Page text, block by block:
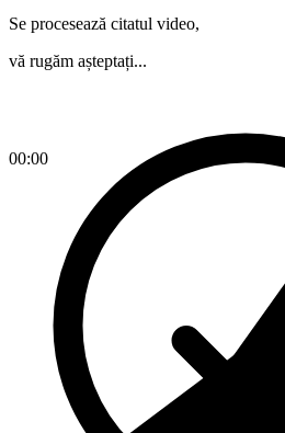
00:00
Se procesează citatul video,
vă rugăm așteptați...